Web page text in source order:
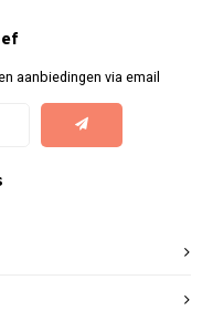
aanbiedingen via email